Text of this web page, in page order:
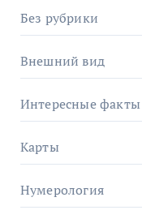
Без рубрики
Внешний вид
Интересные факты
Карты
Нумерология